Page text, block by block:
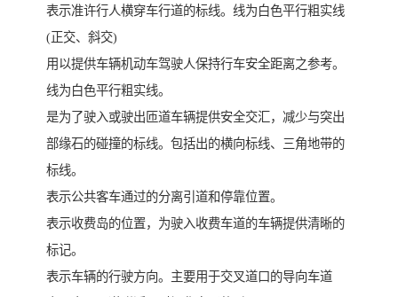
表示准许行人横穿车行道的标线。线为白色平行粗实线
(正交、斜交)
用以提供车辆机动车驾驶人保持行车安全距离之参考。
线为白色平行粗实线。
是为了驶入或驶出匝道车辆提供安全交汇，减少与突出
部缘石的碰撞的标线。包括出的横向标线、三角地带的
标线。
表示公共客车通过的分离引道和停靠位置。
表示收费岛的位置，为驶入收费车道的车辆提供清晰的
标记。
表示车辆的行驶方向。主要用于交叉道口的导向车道